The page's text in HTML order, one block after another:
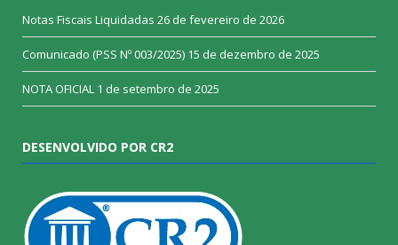
Notas Fiscais Liquidadas 26 de fevereiro de 2026
Comunicado (PSS Nº 003/2025) 15 de dezembro de 2025
NOTA OFICIAL 1 de setembro de 2025
DESENVOLVIDO POR CR2